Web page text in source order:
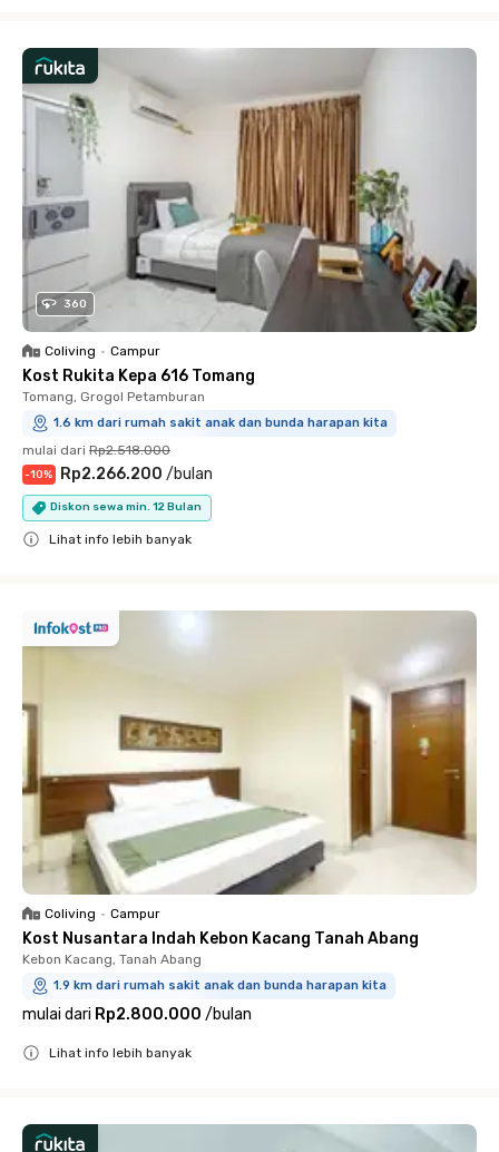
360
Coliving • Campur
Kost Rukita Kepa 616 Tomang
Tomang, Grogol Petamburan
1.6 km dari rumah sakit anak dan bunda harapan kita
mulai dari Rp2.518.000
-10% Rp2.266.200 /bulan
Diskon sewa min. 12 Bulan
Lihat info lebih banyak
Coliving • Campur
Kost Nusantara Indah Kebon Kacang Tanah Abang
Kebon Kacang, Tanah Abang
1.9 km dari rumah sakit anak dan bunda harapan kita
mulai dari Rp2.800.000 /bulan
Lihat info lebih banyak